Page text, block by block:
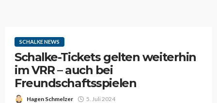
SCHALKE NEWS
Schalke-Tickets gelten weiterhin
im VRR – auch bei
Freundschaftsspielen
Hagen Schmelzer 5. Juli 2024